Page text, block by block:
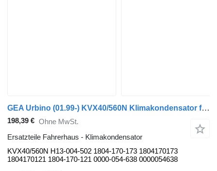
GEA Urbino (01.99-) KVX40/560N Klimakondensator für Solaris Urbino, Alpino, Vacanza (1999-) Bus
198,39 € Ohne MwSt.
Ersatzteile Fahrerhaus - Klimakondensator
KVX40/560N H13-004-502 1804-170-173 1804170173
1804170121 1804-170-121 0000-054-638 0000054638